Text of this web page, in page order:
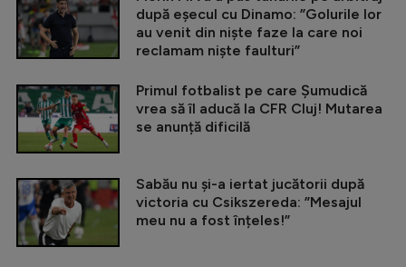
după eșecul cu Dinamo: ”Golurile lor
au venit din niște faze la care noi
reclamam niște faulturi”
Primul fotbalist pe care Șumudică
vrea să îl aducă la CFR Cluj! Mutarea
se anunță dificilă
Sabău nu și-a iertat jucătorii după
victoria cu Csikszereda: ”Mesajul
meu nu a fost înțeles!”